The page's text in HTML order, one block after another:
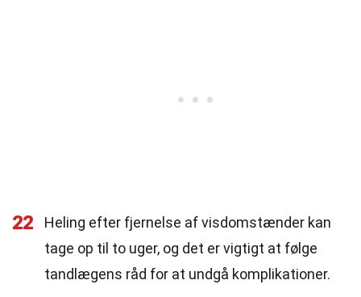
22
Heling efter fjernelse af visdomstænder kan
tage op til to uger, og det er vigtigt at følge
tandlægens råd for at undgå komplikationer.